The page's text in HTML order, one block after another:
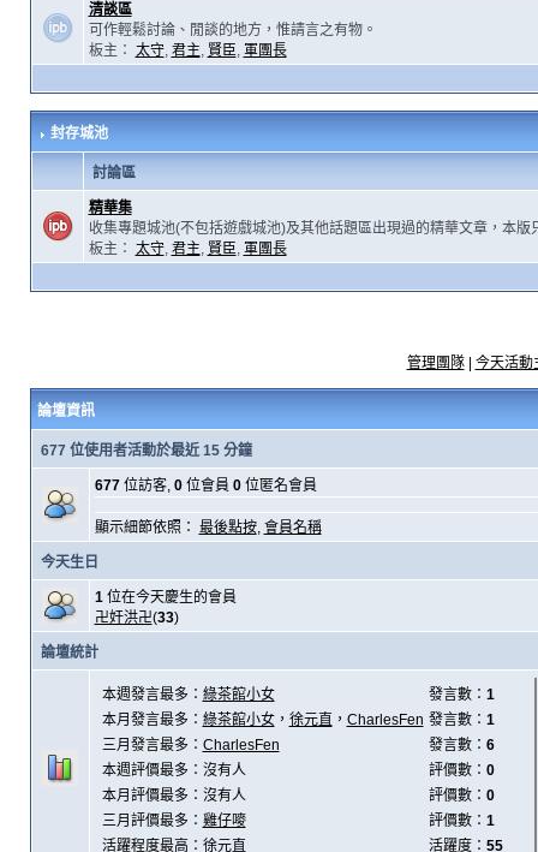
清談區
可作輕鬆討論、閒談的地方，惟請言之有物。
板主： 太守, 君主, 賢臣, 軍團長
封存城池
討論區
精華集
收集專題城池(不包括遊戲城池)及其他話題區出現過的精華文章，本版
板主： 太守, 君主, 賢臣, 軍團長
管理團隊| 今天活動
論壇資訊
677 位使用者活動於最近 15 分鐘
677位訪客, 0位會員 0位匿名會員
顯示細節依照： 最後點按, 會員名稱
今天生日
1位在今天慶生的會員
卍奸洪卍(33)
論壇統計
本週發言最多： 綠茶館小女 發言數： 1
本月發言最多： 綠茶館小女， 徐元直 ， CharlesFen 發言數： 1
三月發言最多： CharlesFen 發言數： 6
本週評價最多：沒有人
評價數： 0
本月評價最多：沒有人
評價數： 0
三月評價最多： 雞仔嘜 評價數： 1
活躍程度最高： 徐元直 活躍度： 55